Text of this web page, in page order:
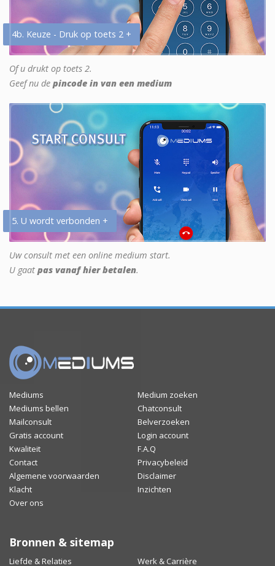
4b. Keuze - Druk op toets 2 +
Of u drukt op toets 2.
Geef nu de pincode in van een medium
5. U wordt verbonden +
Uw consult met een online medium start.
U gaat pas vanaf hier betalen.
Mediums
Medium zoeken
Mediums bellen
Chatconsult
Mailconsult
Belverzoeken
Gratis account
Login account
Kwaliteit
F.A.Q
Contact
Privacybeleid
Algemene voorwaarden
Disclaimer
Klacht
Inzichten
Over ons
Bronnen & sitemap
Liefde & Relaties Werk & Carrière